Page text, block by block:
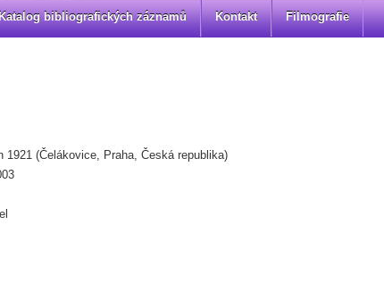
1921 (Čelákovice, Praha, Česká republika)
Katalog bibliografických záznamů Kontakt Filmografie